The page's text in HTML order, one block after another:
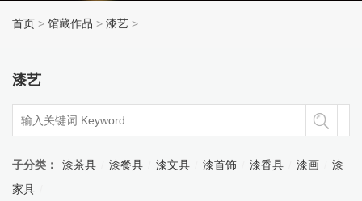
首页 > 馆藏作品 > 漆艺 >
漆艺
子分类： 漆茶具 漆餐具 漆文具 漆首饰 漆香具 漆画
漆
家具